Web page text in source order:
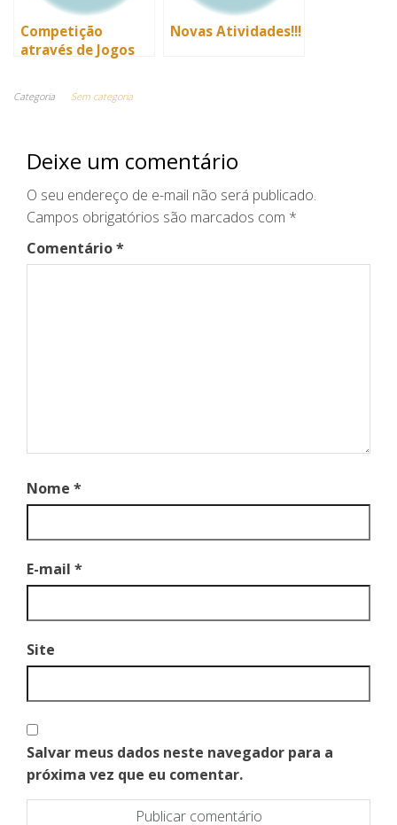
Competição
através de Jogos
alunos da Escola
Professora Iracema
Novas Atividades!!!
Categoria Sem categoria
Deixe um comentário
O seu endereço de e-mail não será publicado.
Campos obrigatórios são marcados com *
Comentário*
Nome *
E-mail *
Site
Salvar meus dados neste navegador para a
próxima vez que eu comentar.